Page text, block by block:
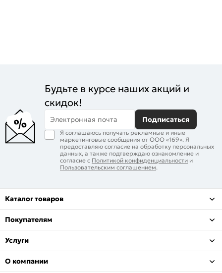
Будьте в курсе наших акций и
скидок!
Электронная почта Подписаться
Я соглашаюсь получать рекламные и иные
маркетинговые сообщения от ООО «169». Я
предоставляю согласие на обработку персональных
данных, а также подтверждаю ознакомление и
согласие с Политикой конфиденциальности и
Пользовательским соглашением.
Каталог товаров
Покупателям
Услуги
О компании